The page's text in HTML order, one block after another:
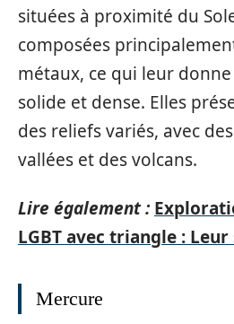
situées à proximité du
composées
métaux, ce qui leur
solide et dense. Elles
des reliefs variés, avec
vallées et des volcans.
Lire également :
LGBT avec triangle :
Mercure